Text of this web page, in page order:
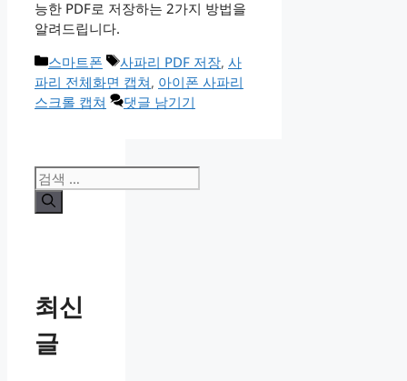
능한 PDF로 저장하는 2가지 방법을
알려드립니다.
카
테
고
스마트폰
태
그
사파리 PDF 저장, 사
파리 전체화면 캡쳐, 아이폰 사파리
스크롤 캡쳐
댓글 남기기
검
색:
최신
글